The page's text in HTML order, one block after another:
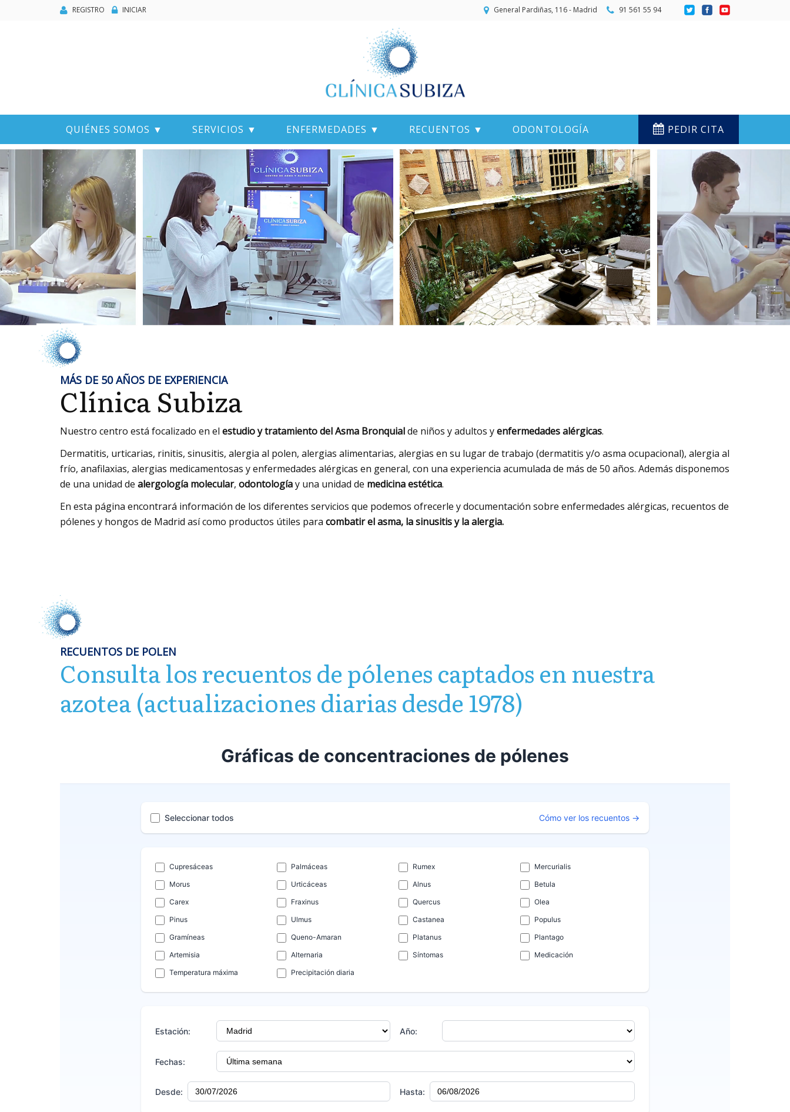
REGISTRO INICIAR General Pardiñas, 116 - Madrid 91 561 55 94
QUIÉNES SOMOS ▼ SERVICIOS ▼ ENFERMEDADES ▼ RECUENTOS ▼ ODONTOLOGÍA PEDIR CITA
MÁS DE 50 AÑOS DE EXPERIENCIA
Clínica Subiza
Nuestro centro está focalizado en el estudio y tratamiento del Asma Bronquialde niños y adultos yenfermedades alérgicas.
Dermatitis, urticarias, rinitis, sinusitis, alergia al polen, alergias alimentarias, alergias en su lugar de trabajo (dermatitis y/o asma ocupacional), alergia al
frío, anafilaxias, alergias medicamentosas y enfermedades alérgicas en general, con una experiencia acumulada de más de 50 años. Además disponemos
de una unidad de alergología molecular, odontologíay una unidad de medicina estética.
En esta página encontrará información de los diferentes servicios que podemos ofrecerle y documentación sobre enfermedades alérgicas, recuentos de
pólenes y hongos de Madrid así como productos útiles para combatir el asma, la sinusitis y la alergia.
RECUENTOS DE POLEN
Consulta los recuentos de pólenes captados en nuestra
azotea (actualizaciones diarias desde 1978)